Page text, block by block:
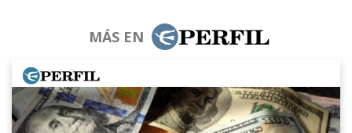
MÁS EN